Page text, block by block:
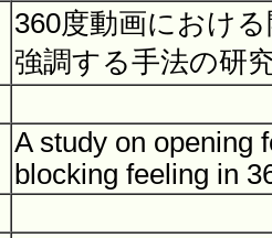
360度動画におけ
強調する手法の研
A study on opening
blocking feeling in